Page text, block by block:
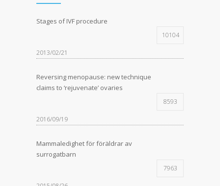
Stages of IVF procedure
10104
2013/02/21
Reversing menopause: new technique
claims to ‘rejuvenate’ ovaries
8593
2016/09/19
Mammaledighet för föräldrar av
surrogatbarn
7963